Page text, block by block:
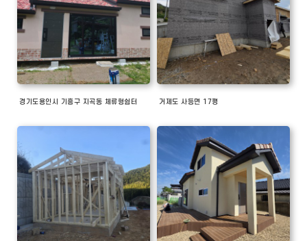
경기도용인시 기흥구 지곡동 체류형쉼터 거제도 사등면 17평